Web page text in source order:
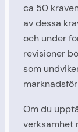
ca 50
av dessa
och under
revisioner
som
Om du
verksamhet